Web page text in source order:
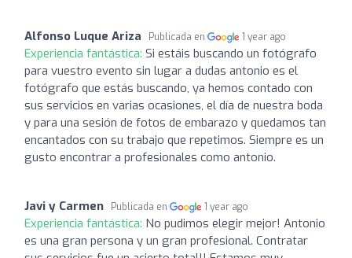
Alfonso Luque Ariza Publicada en 1 year ago
Experiencia fantástica: Si estáis buscando un fotógrafo
para vuestro evento sin lugar a dudas antonio es el
fotógrafo que estás buscando, ya hemos contado con
sus servicios en varias ocasiones, el día de nuestra boda
y para una sesión de fotos de embarazo y quedamos tan
encantados con su trabajo que repetimos. Siempre es un
gusto encontrar a profesionales como antonio.
Javi y Carmen Publicada en 1 year ago
Experiencia fantástica: No pudimos elegir mejor! Antonio
es una gran persona y un gran profesional. Contratar